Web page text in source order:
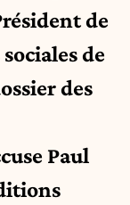
de
de
des
Paul